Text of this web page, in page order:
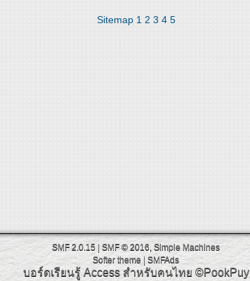
Sitemap 1 2 3 4 5
SMF 2.0.15 | SMF © 2016 Simple Machines
Softer theme
SMFAds
บอร์ดเรียนรู้ Access สำหรับคนไทย ©PookPuy